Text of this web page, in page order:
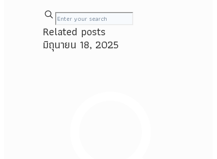
Related posts
มิถุนายน 18, 2025